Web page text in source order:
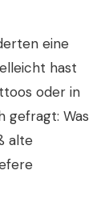
eine
hast
oder in
gefragt: Was
alte